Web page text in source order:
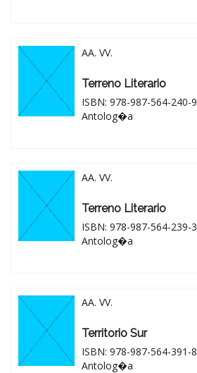
AA. VV.
Terreno Literario
ISBN: 978-987-564-240-9
Antolog�a
AA. VV.
Terreno Literario
ISBN: 978-987-564-239-3
Antolog�a
AA. VV.
Territorio Sur
ISBN: 978-987-564-391-8
Antolog�a